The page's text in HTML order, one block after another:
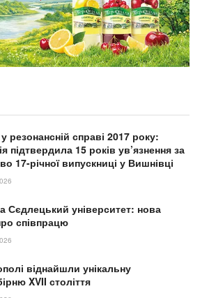
резонансній справі 2017 року:
підтвердила 15 років ув’язнення за
17-річної випускниці у Вишнівці
Сєдлецький університет: нова
співпрацю
віднайшли унікальну
XVII століття